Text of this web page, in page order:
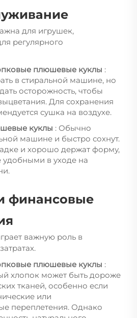
для игрушек,
регулярного
плюшевые куклы :
в стиральной машине, но
осторожность, чтобы
Для сохранения
сушка на воздухе.
куклы : Обычно
машине и быстро сохнут.
и хорошо держат форму,
удобными в уходе на
финансовые
важную роль в
плюшевые куклы :
хлопок может быть дороже
тканей, особенно если
или
переплетения. Однако